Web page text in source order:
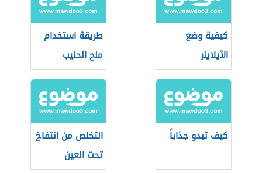
كيفية وضع
الآيلاينر
طريقة استخدام
ملح الحليب
كيف تبدو جذاباً
التخلص من انتفاخ
تحت العين